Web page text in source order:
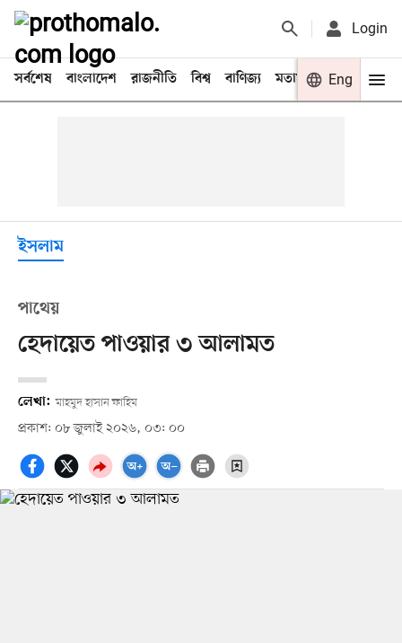
Login
সর্বশেষ বাংলাদেশ রাজনীতি বিশ্ব বাণিজ্য মতামত খেলা
Eng
ইসলাম
পাথেয়
হেদায়েত পাওয়ার ৩ আলামত
লেখা: মাহমুদ হাসান ফাহিম
প্রকাশ: ০৮ জুলাই ২০২৬, ০৩: ০০